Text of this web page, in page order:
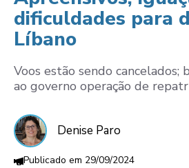
dificuldades para
Líbano
Voos estão sendo cancelados;
ao governo operação de
Denise Paro
29/09/2024